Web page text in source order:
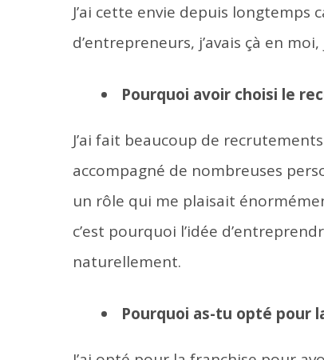
J’ai cette envie depuis
d’entrepreneurs, j’avais çà en
Pourquoi avoir choisi le
J’ai fait beaucoup de
accompagné de nombreuses
un rôle qui me plaisait
c’est pourquoi l’idée
naturellement.
Pourquoi as-tu opté pour